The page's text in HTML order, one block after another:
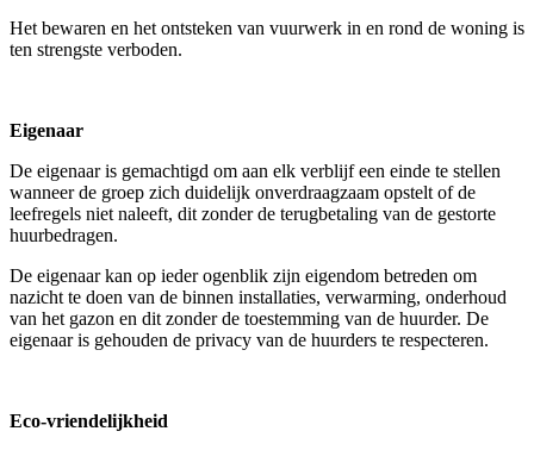
Het bewaren en het ontsteken van vuurwerk in en rond de woning is
ten strengste verboden.
Eigenaar
De eigenaar is gemachtigd om aan elk verblijf een einde te stellen
wanneer de groep zich duidelijk onverdraagzaam opstelt of de
leefregels niet naleeft, dit zonder de terugbetaling van de gestorte
huurbedragen.
De eigenaar kan op ieder ogenblik zijn eigendom betreden om
nazicht te doen van de binnen installaties, verwarming, onderhoud
van het gazon en dit zonder de toestemming van de huurder. De
eigenaar is gehouden de privacy van de huurders te respecteren.
Eco-vriendelijkheid